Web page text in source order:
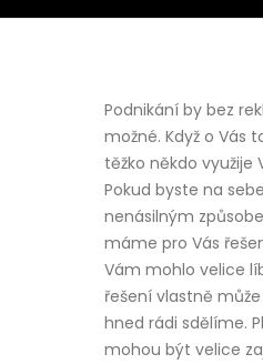
Podnikání by bez
možné. Když o Vás
těžko někdo využije
Pokud byste na
nenásilným
máme pro Vás
Vám mohlo velice
řešení vlastně
hned rádi sdělíme.
mohou být velice